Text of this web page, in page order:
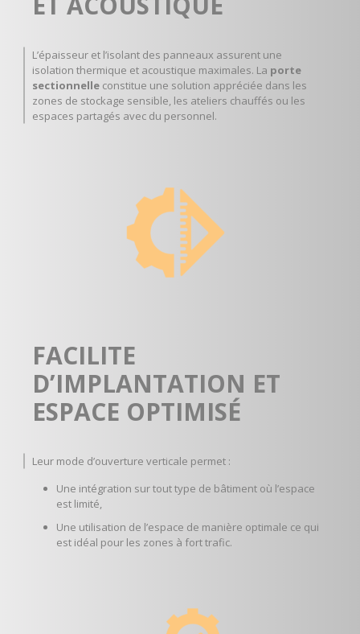
L’épaisseur et l’isolant des panneaux assurent une
isolation thermique et acoustique maximales. La porte
sectionnelle constitue une solution appréciée dans les
zones de stockage sensible, les ateliers chauffés ou les
espaces partagés avec du personnel.
FACILITE
D’IMPLANTATION ET
ESPACE OPTIMISÉ
Leur mode d’ouverture verticale permet :
Une intégration sur tout type de bâtiment où l’espace
est limité,
Une utilisation de l’espace de manière optimale ce qui
est idéal pour les zones à fort trafic.